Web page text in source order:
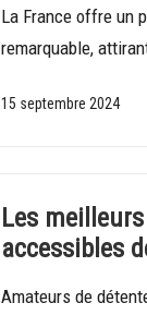
La France offre un
remarquable,
15 septembre 2024
Les
accessibles
Amateurs de